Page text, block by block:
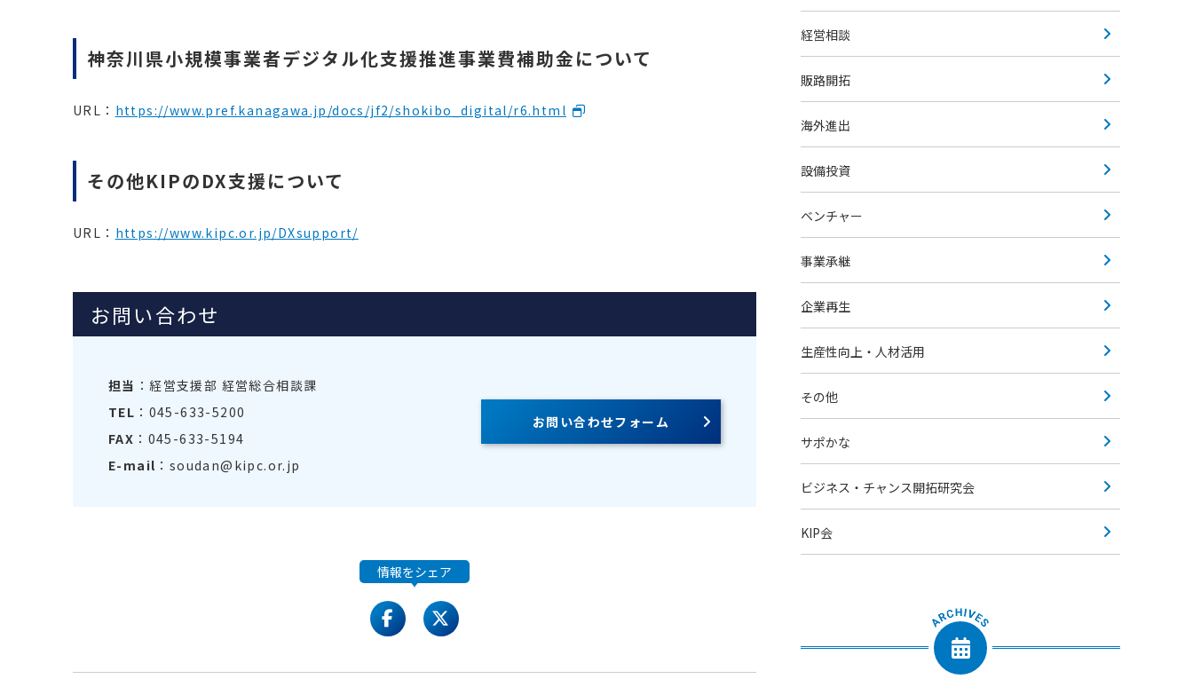
神奈川県小規模事業者デジタル化支援推進事業費補助金について
URL： https://www.pref.kanagawa.jp/docs/jf2/shokibo_digital/r6.html
その他KIPのDX支援について
URL： https://www.kipc.or.jp/DXsupport/
お問い合わせ
担当 ：経営支援部 経営総合相談課
TEL ：045-633-5200
FAX ：045-633-5194
E-mail ：soudan@kipc.or.jp
お問い合わせフォーム
情報をシェア
facebooktwitter
経営相談
販路開拓
海外進出
設備投資
ベンチャー
事業承継
企業再生
生産性向上・人材活用
その他
サポかな
ビジネス・チャンス開拓研究会
KIP会